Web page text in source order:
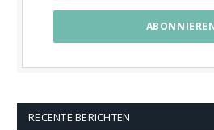
RECENTE BERICHTEN